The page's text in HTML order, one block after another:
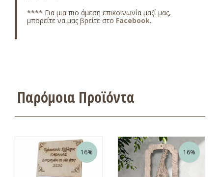
**** Για μια πιο άμεση επικοινωνία μαζί μας,
μπορείτε να μας βρείτε στο Facebook.
Παρόμοια Προϊόντα
16% 16%